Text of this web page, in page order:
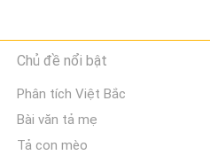
Chủ đề nổi bật
Phân tích Việt Bắc
Bài văn tả mẹ
Tả con mèo